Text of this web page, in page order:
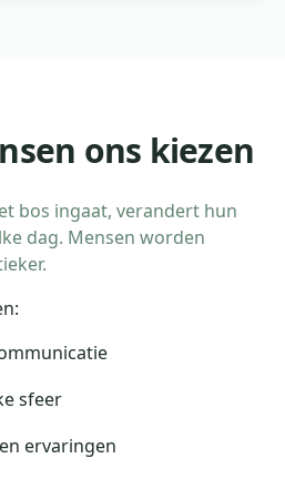
ons kiezen
bos ingaat, verandert hun
dag. Mensen worden
sfeer
ervaringen